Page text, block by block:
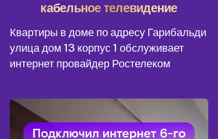
кабельное телевидение
Квартиры в доме по адресу Гарибальди
улица дом 13 корпус 1 обслуживает
интернет провайдер Ростелеком